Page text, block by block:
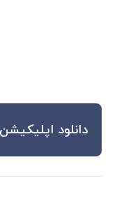
دانلود